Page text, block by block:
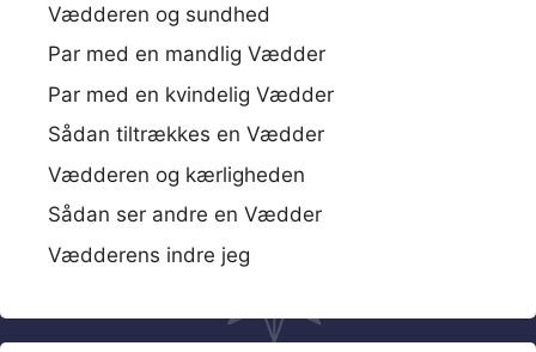
Vædderen og sundhed
Par med en mandlig Vædder
Par med en kvindelig Vædder
Sådan tiltrækkes en Vædder
Vædderen og kærligheden
Sådan ser andre en Vædder
Vædderens indre jeg